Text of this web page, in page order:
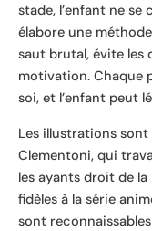
stade, l’enfant ne se
élabore une
saut brutal, évite les
motivation. Chaque
soi, et l’enfant peut
Les illustrations sont
Clementoni, qui
les ayants droit de la
fidèles à la série
sont